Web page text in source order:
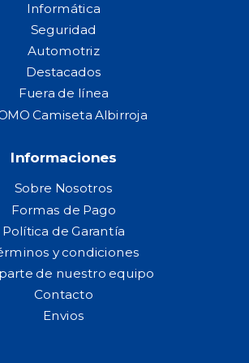
Informática
Seguridad
Automotriz
Destacados
Fuera de línea
Camiseta Albirroja
Informaciones
Sobre Nosotros
Formas de Pago
Política de Garantía
y condiciones
de nuestro equipo
Contacto
Envios